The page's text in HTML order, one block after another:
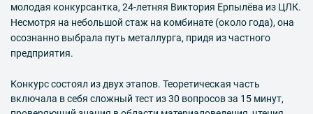
молодая конкурсантка, 24-летняя Виктория Ерпылёва из ЦЛК.
Несмотря на небольшой стаж на комбинате (около года), она
осознанно выбрала путь металлурга, придя из частного
предприятия.
Конкурс состоял из двух этапов. Теоретическая часть
включала в себя сложный тест из 30 вопросов за 15 минут,